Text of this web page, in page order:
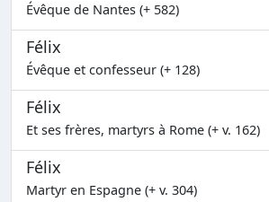
Évêque de Nantes (+ 582)
Félix
Évêque et confesseur (+ 128)
Félix
Et ses frères, martyrs à Rome (+ v. 162)
Félix
Martyr en Espagne (+ v. 304)